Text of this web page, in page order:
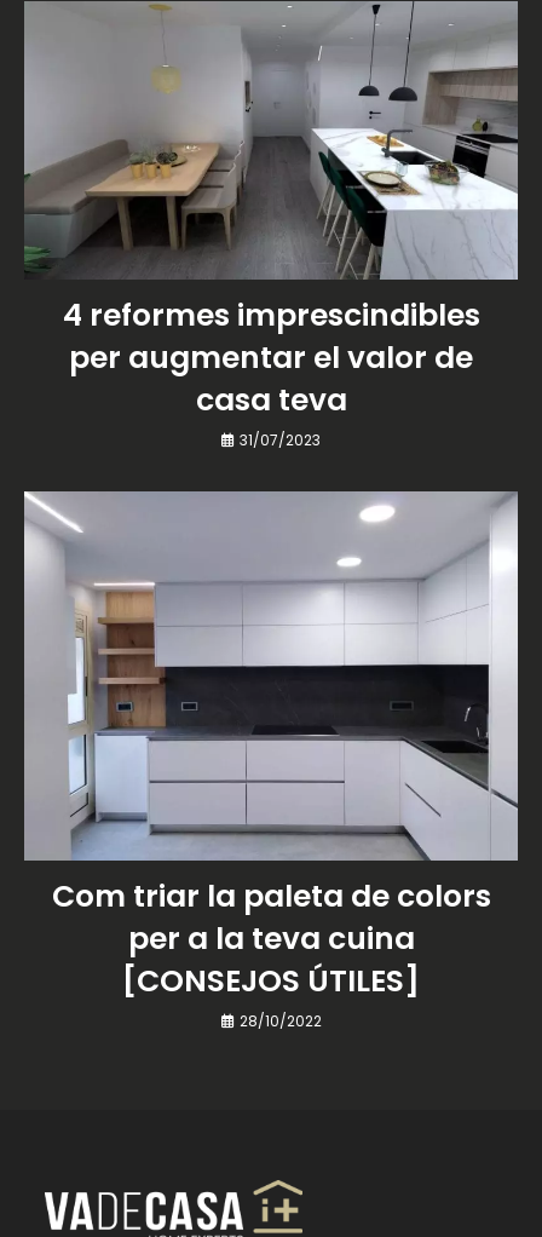
4 reformes imprescindibles
per augmentar el valor de
casa teva
31/07/2023
Com triar la paleta de colors
per a la teva cuina
[CONSEJOS ÚTILES]
28/10/2022